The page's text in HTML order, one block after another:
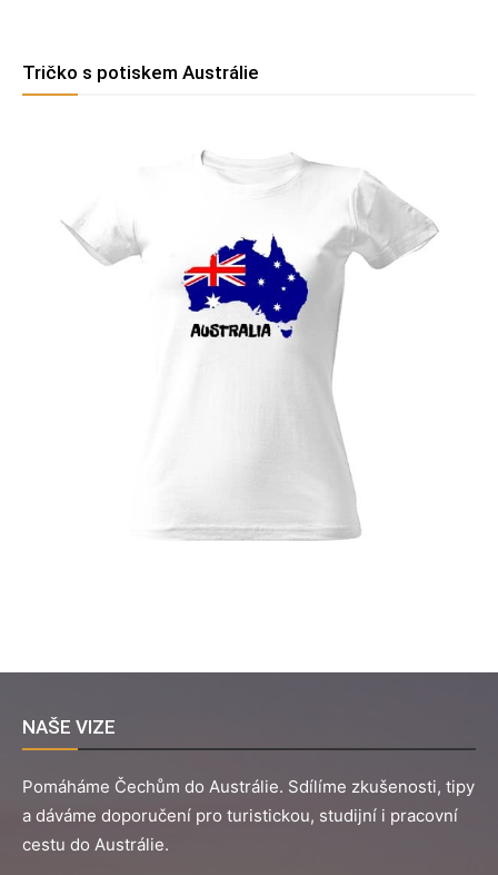
Tričko s potiskem Austrálie
NAŠE VIZE
Pomáháme Čechům do Austrálie. Sdílíme zkušenosti, tipy
a dáváme doporučení pro turistickou, studijní i pracovní
cestu do Austrálie.